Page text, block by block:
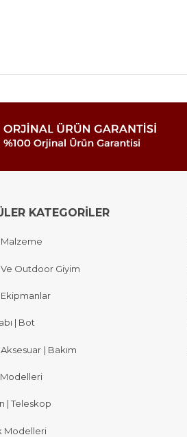
KATEGORİLER
Outdoor Giyim
| Bot
Aksesuar | Bakım
| Teleskop
Modelleri